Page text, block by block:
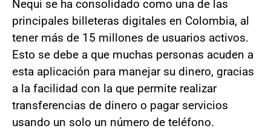
Nequi se ha consolidado como una de las
principales billeteras digitales en Colombia, al
tener más de 15 millones de usuarios activos.
Esto se debe a que muchas personas acuden a
esta aplicación para manejar su dinero, gracias
a la facilidad con la que permite realizar
transferencias de dinero o pagar servicios
usando un solo un número de teléfono.